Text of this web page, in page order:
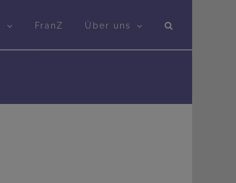
FranZ Über uns